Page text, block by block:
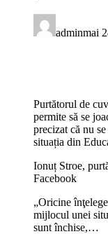
adminmai
Purtătorul de
permite să se
precizat că nu
situația din
Ionuț Stroe,
Facebook
„Oricine
mijlocul unei
sunt închise,…